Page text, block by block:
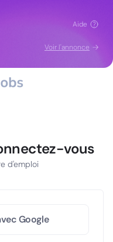
Aide
Voir l'annonce
vous
d'emploi
Google